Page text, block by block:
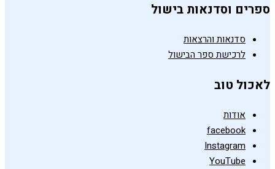
ספרים וסדנאות בישול
סדנאות והרצאות
לרכישת ספר הבישול
לאכול טוב
אודות
facebook
Instagram
YouTube